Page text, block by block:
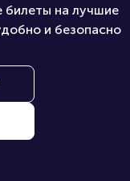
билеты на лучшие
и безопасно